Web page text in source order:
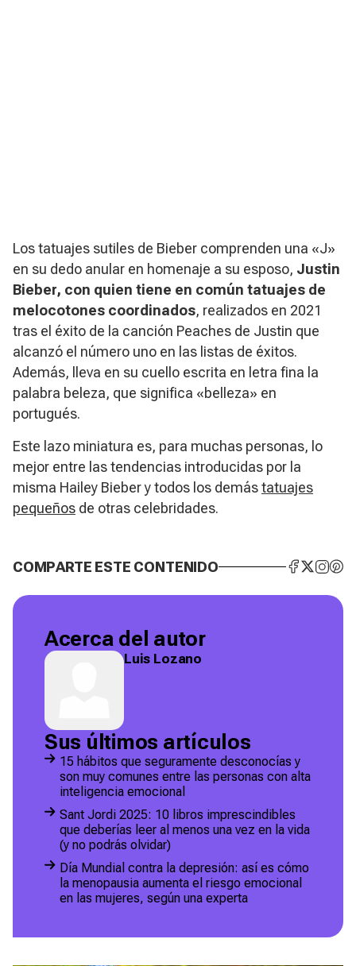
Los tatuajes sutiles de Bieber comprenden una «J»
en su dedo anular en homenaje a su esposo, Justin
Bieber, con quien tiene en común tatuajes de
melocotones coordinados, realizados en 2021
tras el éxito de la canción Peaches de Justin que
alcanzó el número uno en las listas de éxitos.
Además, lleva en su cuello escrita en letra fina la
palabra beleza, que significa «belleza» en
portugués.
Este lazo miniatura es, para muchas personas, lo
mejor entre las tendencias introducidas por la
misma Hailey Bieber y todos los demástatuajes
pequeños de otras celebridades.
COMPARTE ESTE CONTENIDO
Acerca del autor
Luis Lozano
Sus últimos artículos
15 hábitos que seguramente desconocías y
son muy comunes entre las personas con alta
inteligencia emocional
Sant Jordi 2025: 10 libros imprescindibles
que deberías leer al menos una vez en la vida
(y no podrás olvidar)
Día Mundial contra la depresión: así es cómo
la menopausia aumenta el riesgo emocional
en las mujeres, según una experta